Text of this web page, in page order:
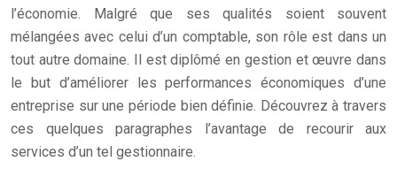
l’économie. Malgré que ses qualités soient souvent
mélangées avec celui d’un comptable, son rôle est dans un
tout autre domaine. Il est diplômé en gestion et œuvre dans
le but d’améliorer les performances économiques d’une
entreprise sur une période bien définie. Découvrez à travers
ces quelques paragraphes l’avantage de recourir aux
services d’un tel gestionnaire.